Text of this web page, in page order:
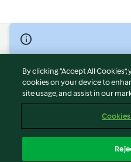
© Copyright 2026
Terms of Service
Privacy Policy
Disclaimer
Cookies
Withdraw Contract
By clicking “Accept All
cookies on your device to
site usage, and assist in our